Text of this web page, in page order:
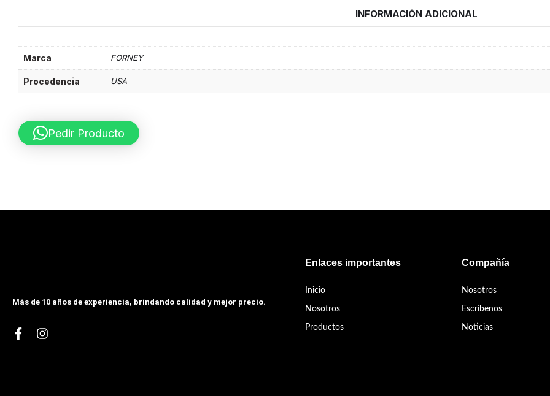
INFORMACIÓN ADICIONAL
Marca FORNEY
Procedencia USA
Pedir Producto
Más de 10 años de experiencia, brindando calidad y mejor precio.
Enlaces importantes
Inicio
Nosotros
Productos
Compañía
Nosotros
Escríbenos
Noticias